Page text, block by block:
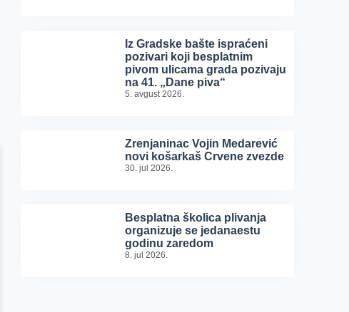
Iz Gradske bašte ispraćeni
pozivari koji besplatnim
pivom ulicama grada pozivaju
na 41. „Dane piva“
5. avgust 2026.
Zrenjaninac Vojin Medarević
novi košarkaš Crvene zvezde
30. jul 2026.
Besplatna školica plivanja
organizuje se jedanaestu
godinu zaredom
8. jul 2026.